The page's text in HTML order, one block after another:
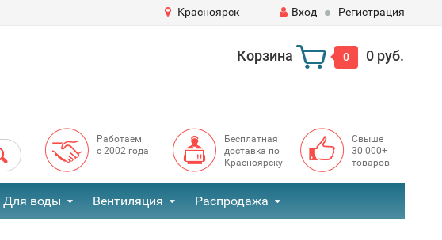
Красноярск Вход Регистрация
Корзина 0 0 руб.
Работаем
с 2002 года
Бесплатная
доставка по
Красноярску
Свыше
30 000+
товаров
Для воды Вентиляция Распродажа